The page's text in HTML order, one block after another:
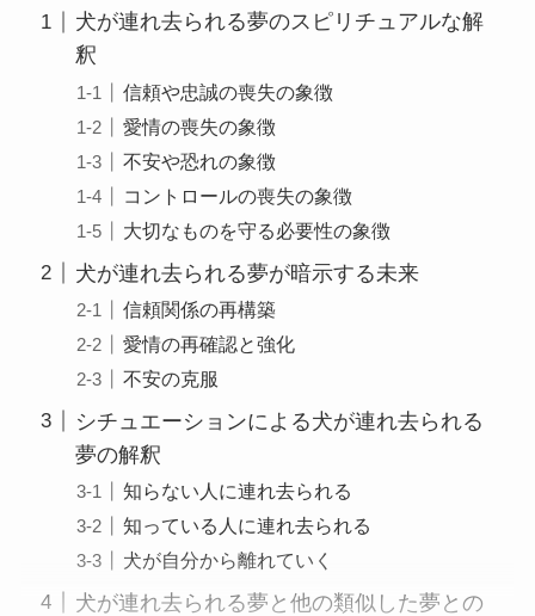
犬が連れ去られる夢のスピリチュアルな解
釈
信頼や忠誠の喪失の象徴
愛情の喪失の象徴
不安や恐れの象徴
コントロールの喪失の象徴
大切なものを守る必要性の象徴
犬が連れ去られる夢が暗示する未来
信頼関係の再構築
愛情の再確認と強化
不安の克服
シチュエーションによる犬が連れ去られる
夢の解釈
知らない人に連れ去られる
知っている人に連れ去られる
犬が自分から離れていく
犬が連れ去られる夢と他の類似した夢との